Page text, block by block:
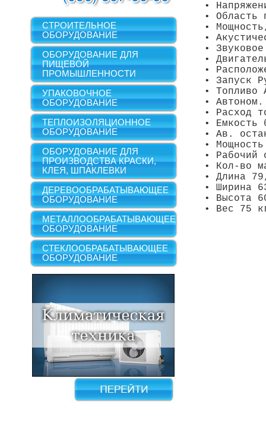
СТРОИТЕЛЬНОЕ
ОБОРУДОВАНИЕ
ОБОРУДОВАНИЕ ДЛЯ
ПИЩЕВОЙ
ПРОМЫШЛЕННОСТИ
УПАКОВОЧНОЕ
ОБОРУДОВАНИЕ
ТЕПЛОИЗОЛЯЦИОННОЕ
ОБОРУДОВАНИЕ
ОБОРУДОВАНИЕ ДЛЯ
ПРОИЗВОДСТВА КРАСКИ,
КЛЕЯ, ШПАКЛЕВКИ
ДЕРЕВООБРАБАТЫВАЮЩЕЕ
ОБОРУДОВАНИЕ
МЕТАЛЛООБРАБАТЫВАЮЩЕЕ
ОБОРУДОВАНИЕ
СТЕКЛООБРАБАТЫВАЮЩЕЕ
ОБОРУДОВАНИЕ
•
• Область
•
•
•
•
•
• Запуск
• Топливо
•
• Расход
• Емкость
• Ав.
•
• Рабочий
• Кол-во
• Длина
• Ширина
• Высота
• Вес 75